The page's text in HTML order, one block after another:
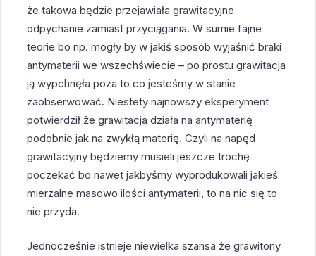
że takowa będzie przejawiała grawitacyjne
odpychanie zamiast przyciągania. W sumie fajne
teorie bo np. mogły by w jakiś sposób wyjaśnić braki
antymaterii we wszechświecie – po prostu grawitacja
ją wypchnęła poza to co jesteśmy w stanie
zaobserwować. Niestety najnowszy eksperyment
potwierdził że grawitacja działa na antymaterię
podobnie jak na zwykłą materię. Czyli na napęd
grawitacyjny będziemy musieli jeszcze trochę
poczekać bo nawet jakbyśmy wyprodukowali jakieś
mierzalne masowo ilości antymaterii, to na nic się to
nie przyda.
Jednocześnie istnieje niewielka szansa że grawitony